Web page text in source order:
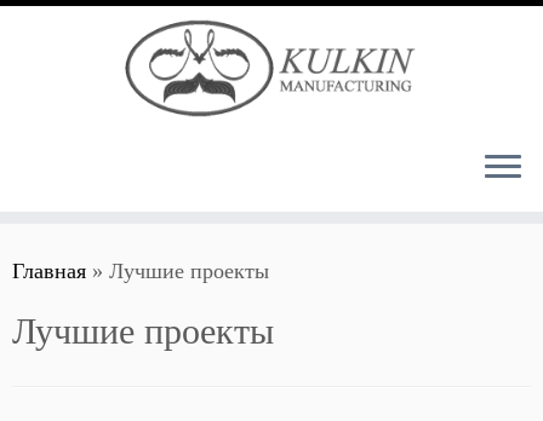
Главная » Лучшие проекты
Лучшие проекты